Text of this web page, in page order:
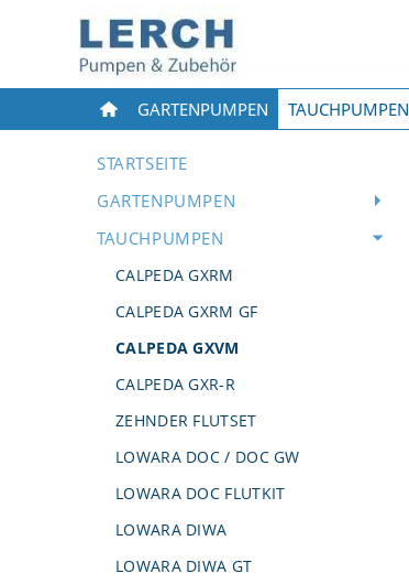
GARTENPUMPEN TAUCHPUMPEN
STARTSEITE
GARTENPUMPEN
TAUCHPUMPEN
CALPEDA GXRM
CALPEDA GXRM GF
CALPEDA GXVM
CALPEDA GXR-R
ZEHNDER FLUTSET
LOWARA DOC / DOC GW
LOWARA DOC FLUTKIT
LOWARA DIWA
LOWARA DIWA GT